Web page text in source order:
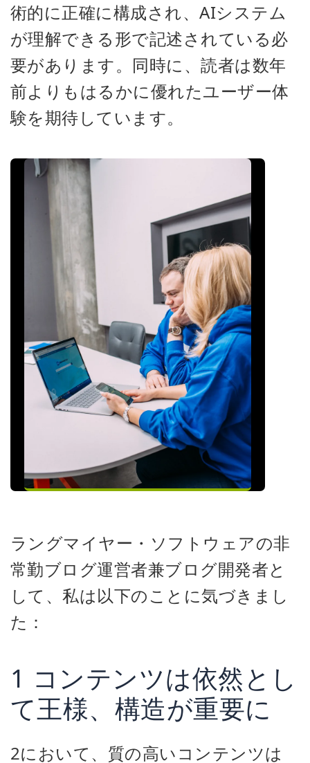
術的に正確に構成され、AIシステム
が理解できる形で記述されている必
要があります。同時に、読者は数年
前よりもはるかに優れたユーザー体
験を期待しています。
ラングマイヤー・ソフトウェアの非
常勤ブログ運営者兼ブログ開発者と
して、私は以下のことに気づきまし
た：
1 コンテンツは依然とし
て王様、構造が重要に
2において、質の高いコンテンツは